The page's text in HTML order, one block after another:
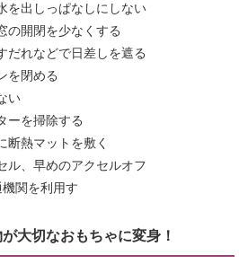
を出しっぱなしにしない
の開閉を少なくする
だれなどで日差しを遮る
を閉める
い
ーを掃除する
断熱マットを敷く
ル、早めのアクセルオフ
関を利用す
大切なおもちゃに変身！